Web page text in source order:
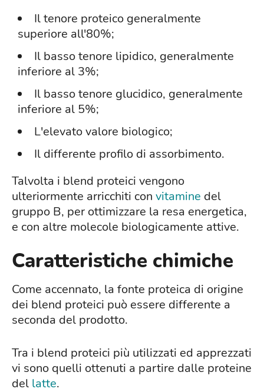
Il tenore proteico generalmente
superiore all'80%;
Il basso tenore lipidico, generalmente
inferiore al 3%;
Il basso tenore glucidico, generalmente
inferiore al 5%;
L'elevato valore biologico;
Il differente profilo di assorbimento.
Talvolta i blend proteici vengono
ulteriormente arricchiti con vitamine del
gruppo B, per ottimizzare la resa energetica,
e con altre molecole biologicamente attive.
Caratteristiche chimiche
Come accennato, la fonte proteica di origine
dei blend proteici può essere differente a
seconda del prodotto.
Tra i blend proteici più utilizzati ed apprezzati
vi sono quelli ottenuti a partire dalle proteine
del latte.